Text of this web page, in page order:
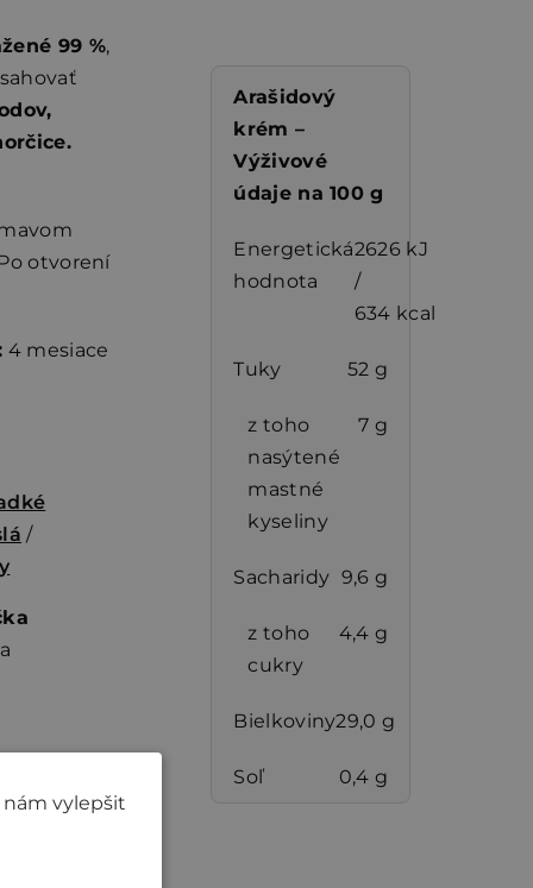
99 %,
otvorení
4 mesiace
/
Arašidový
krém –
Výživové
údaje na 100 g
Energetická
hodnota
2626 kJ
/
634 kcal
Tuky 52 g
z toho
nasýtené
mastné
kyseliny
7 g
Sacharidy 9,6 g
z toho
cukry
4,4 g
Bielkoviny29,0 g
Soľ
0,4 g
nám vylepšit